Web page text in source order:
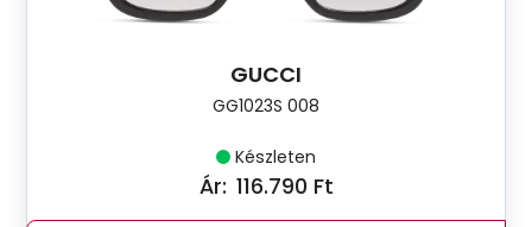
GUCCI
GG1023S 008
Készleten
Ár: 116.790 Ft